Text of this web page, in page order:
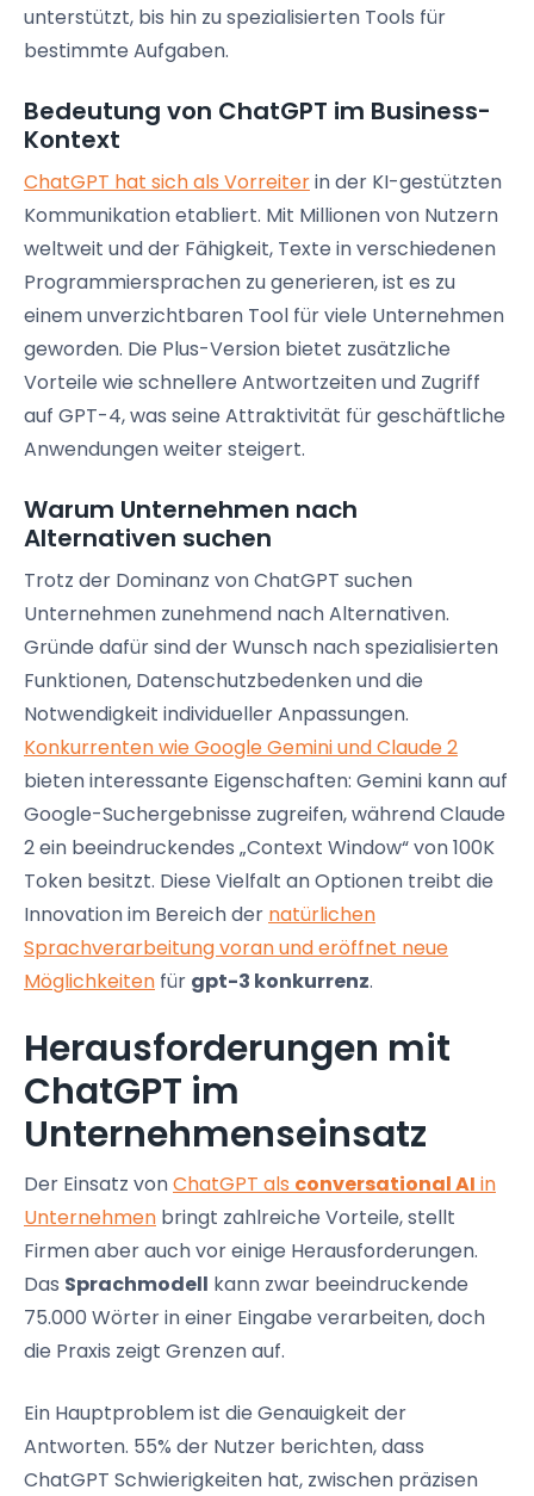
unterstützt, bis hin zu spezialisierten Tools für
bestimmte Aufgaben.
Bedeutung von ChatGPT im Business-
Kontext
ChatGPT hat sich als Vorreiterin der KI-gestützten
Kommunikation etabliert. Mit Millionen von Nutzern
weltweit und der Fähigkeit, Texte in verschiedenen
Programmiersprachen zu generieren, ist es zu
einem unverzichtbaren Tool für viele Unternehmen
geworden. Die Plus-Version bietet zusätzliche
Vorteile wie schnellere Antwortzeiten und Zugriff
auf GPT-4, was seine Attraktivität für geschäftliche
Anwendungen weiter steigert.
Warum Unternehmen nach
Alternativen suchen
Trotz der Dominanz von ChatGPT suchen
Unternehmen zunehmend nach Alternativen.
Gründe dafür sind der Wunsch nach spezialisierten
Funktionen, Datenschutzbedenken und die
Notwendigkeit individueller Anpassungen.
Konkurrenten wie Google Gemini und Claude 2
bieten interessante Eigenschaften: Gemini kann auf
Google-Suchergebnisse zugreifen, während Claude
2 ein beeindruckendes „Context Window“ von 100K
Token besitzt. Diese Vielfalt an Optionen treibt die
Innovation im Bereich der natürlichen
Sprachverarbeitung voran und eröffnet neue
Möglichkeiten für gpt-3 konkurrenz.
Herausforderungen mit
ChatGPT im
Unternehmenseinsatz
Der Einsatz vonChatGPT als conversational AI in
Unternehmen bringt zahlreiche Vorteile, stellt
Firmen aber auch vor einige Herausforderungen.
Das Sprachmodell kann zwar beeindruckende
75.000 Wörter in einer Eingabe verarbeiten, doch
die Praxis zeigt Grenzen auf.
Ein Hauptproblem ist die Genauigkeit der
Antworten. 55% der Nutzer berichten, dass
ChatGPT Schwierigkeiten hat, zwischen präzisen